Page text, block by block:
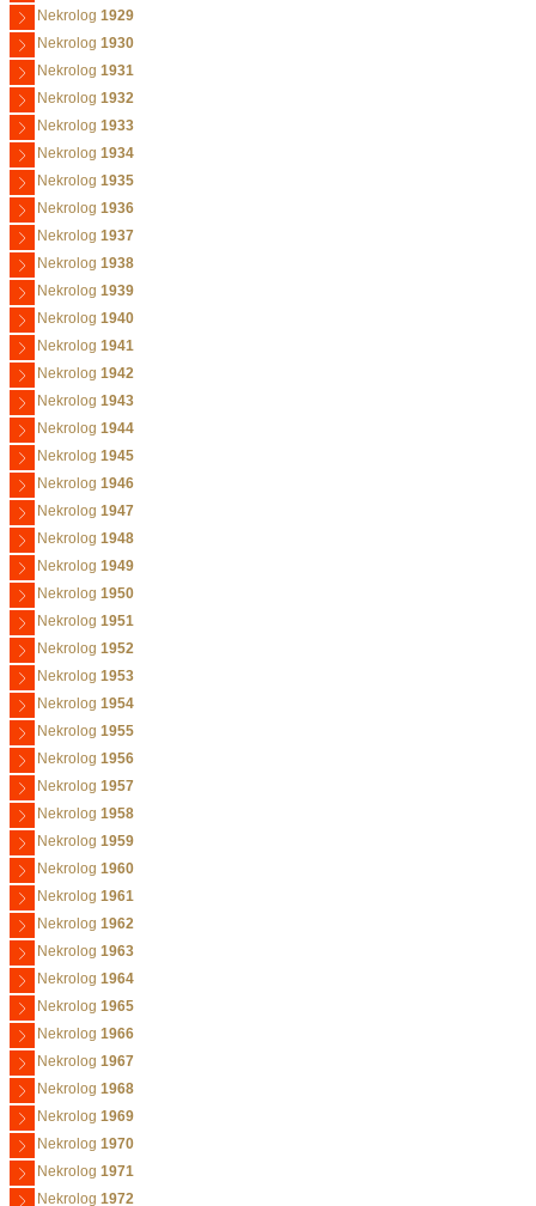
Nekrolog 1929
Nekrolog 1930
Nekrolog 1931
Nekrolog 1932
Nekrolog 1933
Nekrolog 1934
Nekrolog 1935
Nekrolog 1936
Nekrolog 1937
Nekrolog 1938
Nekrolog 1939
Nekrolog 1940
Nekrolog 1941
Nekrolog 1942
Nekrolog 1943
Nekrolog 1944
Nekrolog 1945
Nekrolog 1946
Nekrolog 1947
Nekrolog 1948
Nekrolog 1949
Nekrolog 1950
Nekrolog 1951
Nekrolog 1952
Nekrolog 1953
Nekrolog 1954
Nekrolog 1955
Nekrolog 1956
Nekrolog 1957
Nekrolog 1958
Nekrolog 1959
Nekrolog 1960
Nekrolog 1961
Nekrolog 1962
Nekrolog 1963
Nekrolog 1964
Nekrolog 1965
Nekrolog 1966
Nekrolog 1967
Nekrolog 1968
Nekrolog 1969
Nekrolog 1970
Nekrolog 1971
Nekrolog 1972